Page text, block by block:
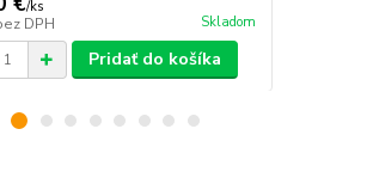
/ks
DPH Skladom
Pridať do košíka